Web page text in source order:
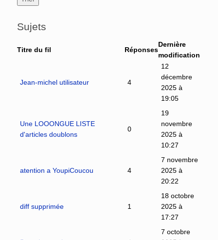
Sujets
Titre du fil Réponses
Dernière
modification
Jean-michel utilisateur 4
12
décembre
2025 à
19:05
Une LOOONGUE LISTE
d'articles doublons
0
19
novembre
2025 à
10:27
atention a YoupiCoucou 4
7 novembre
2025 à
20:22
diff supprimée 1
18 octobre
2025 à
17:27
7 octobre